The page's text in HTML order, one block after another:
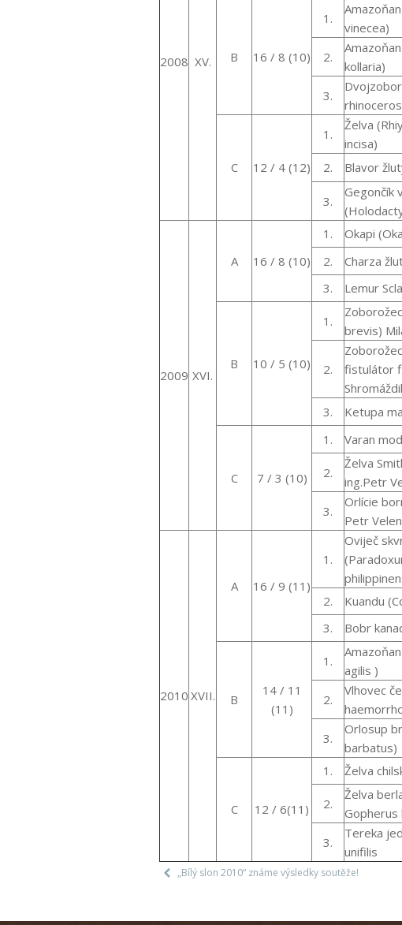
2008 XV. B 16 / 8 (10)
1.
vinecea)
2.
kollaria)
3.
rhinoceros
C 12 / 4 (12)
1.
Želva (
incisa)
2. Blavor
3.
Gegončík
(
2009 XVI.
A 16 / 8 (10)
1. Okapi (
2.
Charza
3.
Lemur
B 10 / 5 (10)
1.
brevis)
2.
fistulátor
3. Ketupa
C 7 / 3 (10)
1. Varan
2.
Želva
ing.Petr
3.
Orlície
Petr
2010 XVII.
A 16 / 9 (11)
1.
Oviječ
(
2. Kuandu
3.
Bobr
B
14 / 11
(11)
1.
agilis )
2.
Vlhovec
3.
Orlosup
barbatus)
C 12 / 6(11)
1. Želva
2.
Želva
Gopherus
3.
Tereka
unifilis
„Bílý slon 2010“ známe výsledky soutěže!